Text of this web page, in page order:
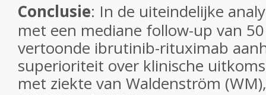
Conclusie: In de uiteindelijke
met een mediane follow-up van
vertoonde ibrutinib-rituximab
superioriteit over klinische
met ziekte van Waldenström